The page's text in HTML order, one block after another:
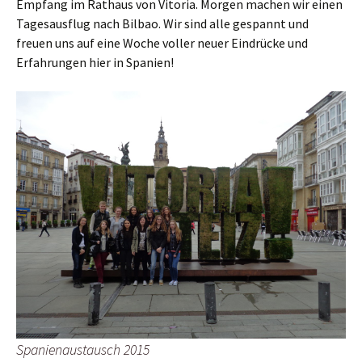
Empfang im Rathaus von Vitoria. Morgen machen wir einen
Tagesausflug nach Bilbao. Wir sind alle gespannt und
freuen uns auf eine Woche voller neuer Eindrücke und
Erfahrungen hier in Spanien!
Spanienaustausch 2015